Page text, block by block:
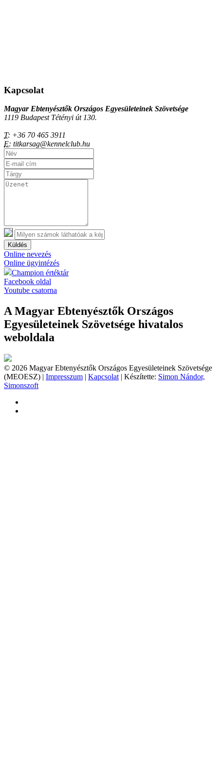
Kapcsolat
Magyar Ebtenyésztők Országos Egyesületeinek Szövetsége
1119 Budapest Tétényi út 130.
T: +36 70 465 3911
E: titkarsag@kennelclub.hu
Küldés
Online nevezés
Online ügyintézés
Champion értéktár
Facebook oldal
Youtube csatorna
A Magyar Ebtenyésztők Országos
Egyesületeinek Szövetsége hivatalos
weboldala
© 2026 Magyar Ebtenyésztők Országos Egyesületeinek Szövetsége
(MEOESZ) | Impresszum | Kapcsolat | Készítette: Simon Nándor,
Simonszoft